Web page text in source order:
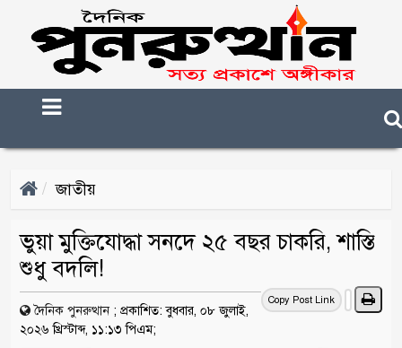
জাতীয়
ভুয়া মুক্তিযোদ্ধা সনদে ২৫ বছর চাকরি, শাস্তি
শুধু বদলি!
Copy Post Link
দৈনিক পুনরুত্থান ; প্রকাশিত: বুধবার, ০৮ জুলাই,
২০২৬ খ্রিস্টাব্দ, ১১:১৩ পিএম;